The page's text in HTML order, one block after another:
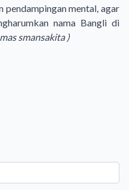
pendampingan mental, agar
nama Bangli di
smansakita )